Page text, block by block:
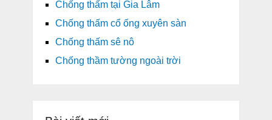
Chống thấm tại Gia Lâm
Chống thấm cổ ống xuyên sàn
Chống thấm sê nô
Chống thầm tường ngoài trời